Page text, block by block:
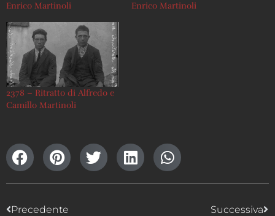
Enrico Martinoli
Enrico Martinoli
2378 – Ritratto di Alfredo e
Camillo Martinoli
Precedente Successiva